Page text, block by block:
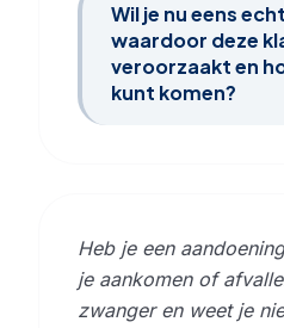
Wil je nu eens
waardoor deze
veroorzaakt en
kunt komen?
Heb je een
je aankomen of
zwanger en weet je